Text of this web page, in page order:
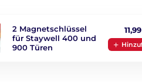
2 Magnetschlüssel
für Staywell 400 und
900 Türen